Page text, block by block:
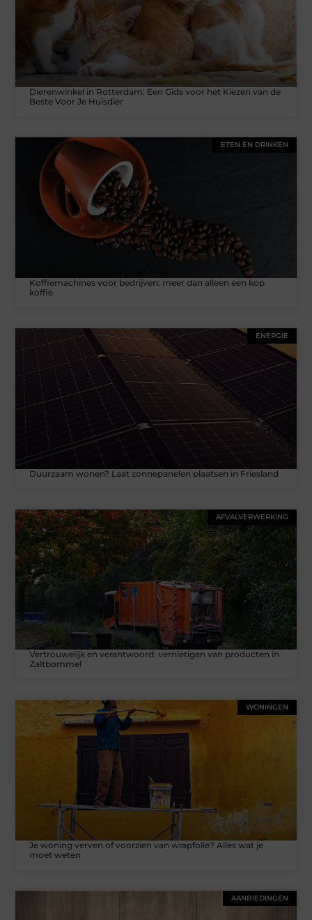
Dierenwinkel in Rotterdam: Een Gids voor het Kiezen van de
Beste Voor Je Huisdier
ETEN EN DRINKEN
Koffiemachines voor bedrijven: meer dan alleen een kop
koffie
ENERGIE
Duurzaam wonen? Laat zonnepanelen plaatsen in Friesland
AFVALVERWERKING
Vertrouwelijk en verantwoord: vernietigen van producten in
Zaltbommel
WONINGEN
Je woning verven of voorzien van wrapfolie? Alles wat je
moet weten
AANBIEDINGEN